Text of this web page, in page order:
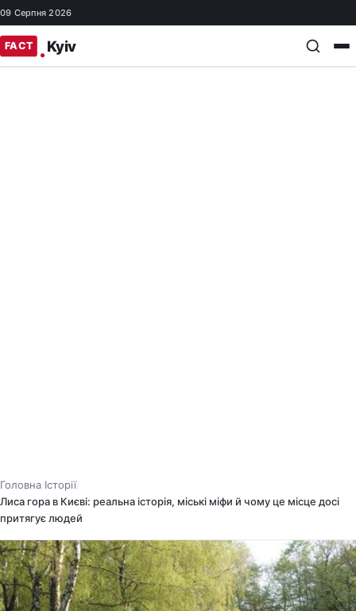
09 Серпня 2026
Головна/ Історії/
Лиса гора в Києві: реальна історія, міські міфи й чому це місце досі
притягує людей